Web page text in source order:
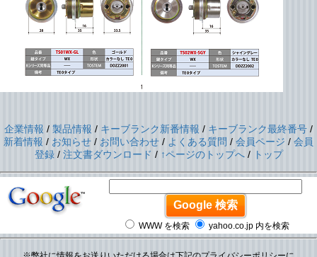
企業情報 / 製品情報 / キーブランク新番情報 / キーブランク最終番号 /
新着情報 / お知らせ / お問い合わせ / よくある質問 / 会員ページ / 会員
登録/ 注文書ダウンロード / ↑ページのトップへ/ トップ
WWW を検索 yahoo.co.jp 内を検索